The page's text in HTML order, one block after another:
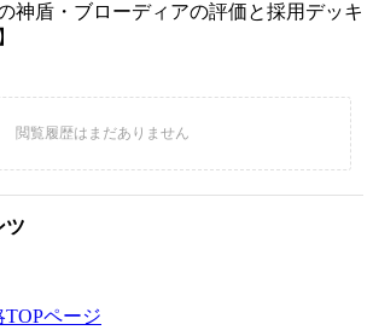
神盾・ブローディアの評価と採用デッキ
ツ
ページ